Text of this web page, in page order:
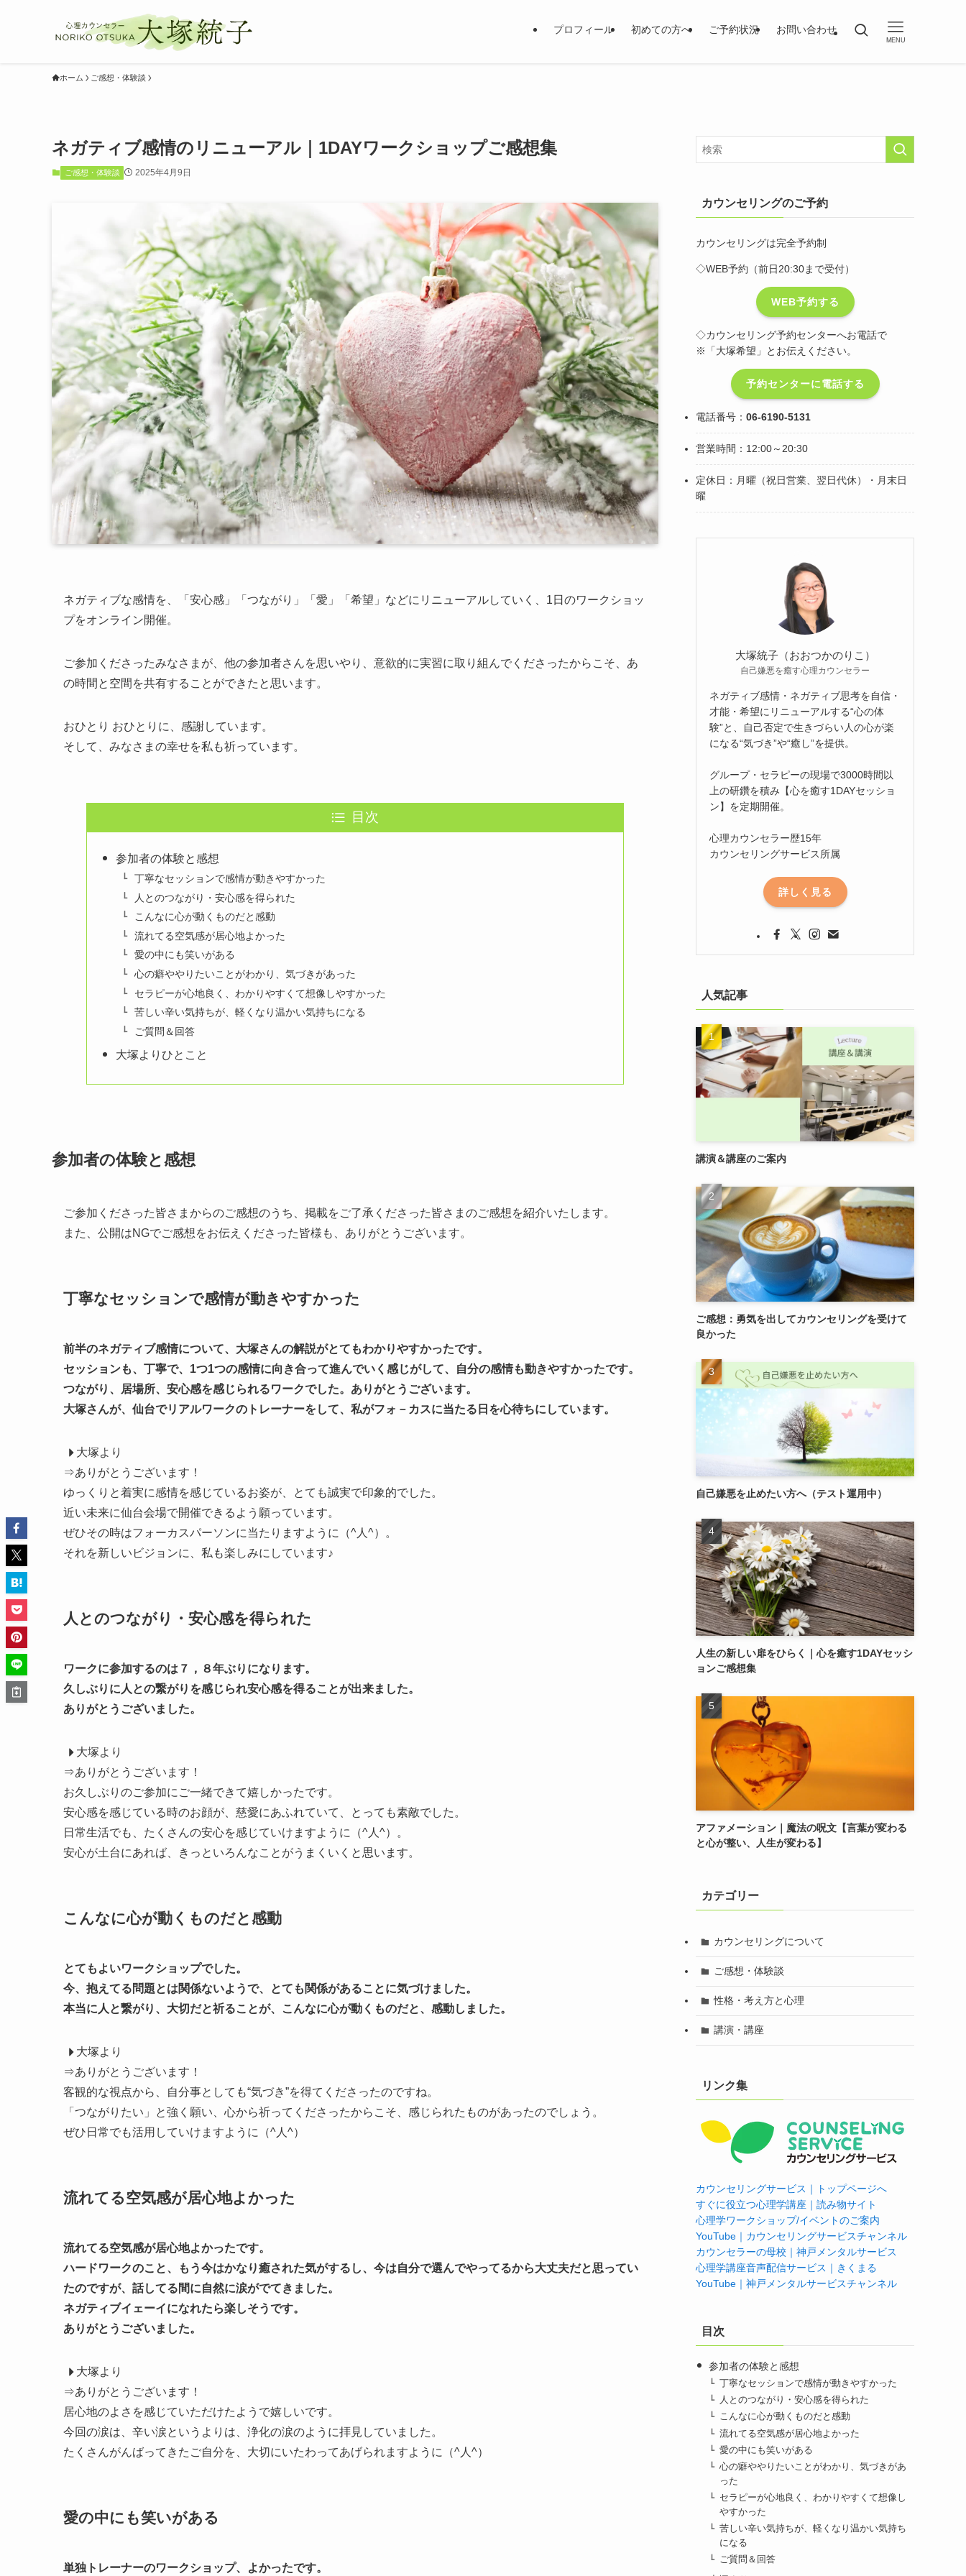
プロフィール 初めての方へ ご予約状況 お問い合わせ
MENU
ホーム ご感想・体験談
ネガティブ感情のリニューアル｜1DAYワークショップご感想集
ご感想・体験談 2025年4月9日
ネガティブな感情を、「安心感」「つながり」「愛」「希望」などにリニューアルしていく、1日のワークショッ
プをオンライン開催。
ご参加くださったみなさまが、他の参加者さんを思いやり、意欲的に実習に取り組んでくださったからこそ、あ
の時間と空間を共有することができたと思います。
おひとり おひとりに、感謝しています。
そして、みなさまの幸せを私も祈っています。
目次
参加者の体験と感想
丁寧なセッションで感情が動きやすかった
人とのつながり・安心感を得られた
こんなに心が動くものだと感動
流れてる空気感が居心地よかった
愛の中にも笑いがある
心の癖ややりたいことがわかり、気づきがあった
セラピーが心地良く、わかりやすくて想像しやすかった
苦しい辛い気持ちが、軽くなり温かい気持ちになる
ご質問＆回答
大塚よりひとこと
参加者の体験と感想
ご参加くださった皆さまからのご感想のうち、掲載をご了承くださった皆さまのご感想を紹介いたします。
また、公開はNGでご感想をお伝えくださった皆様も、ありがとうございます。
丁寧なセッションで感情が動きやすかった
前半のネガティブ感情について、大塚さんの解説がとてもわかりやすかったです。
セッションも、丁寧で、1つ1つの感情に向き合って進んでいく感じがして、自分の感情も動きやすかったです。
つながり、居場所、安心感を感じられるワークでした。ありがとうございます。
大塚さんが、仙台でリアルワークのトレーナーをして、私がフォ－カスに当たる日を心待ちにしています。
大塚より
⇒ありがとうございます！
ゆっくりと着実に感情を感じているお姿が、とても誠実で印象的でした。
近い未来に仙台会場で開催できるよう願っています。
ぜひその時はフォーカスパーソンに当たりますように（^人^）。
それを新しいビジョンに、私も楽しみにしています♪
人とのつながり・安心感を得られた
ワークに参加するのは７，８年ぶりになります。
久しぶりに人との繋がりを感じられ安心感を得ることが出来ました。
ありがとうございました。
大塚より
⇒ありがとうございます！
お久しぶりのご参加にご一緒できて嬉しかったです。
安心感を感じている時のお顔が、慈愛にあふれていて、とっても素敵でした。
日常生活でも、たくさんの安心を感じていけますように（^人^）。
安心が土台にあれば、きっといろんなことがうまくいくと思います。
こんなに心が動くものだと感動
とてもよいワークショップでした。
今、抱えてる問題とは関係ないようで、とても関係があることに気づけました。
本当に人と繋がり、大切だと祈ることが、こんなに心が動くものだと、感動しました。
大塚より
⇒ありがとうございます！
客観的な視点から、自分事としても“気づき”を得てくださったのですね。
「つながりたい」と強く願い、心から祈ってくださったからこそ、感じられたものがあったのでしょう。
ぜひ日常でも活用していけますように（^人^）
流れてる空気感が居心地よかった
流れてる空気感が居心地よかったです。
ハードワークのこと、もう今はかなり癒された気がするし、今は自分で選んでやってるから大丈夫だと思ってい
たのですが、話してる間に自然に涙がでてきました。
ネガティブイェーイになれたら楽しそうです。
ありがとうございました。
大塚より
⇒ありがとうございます！
居心地のよさを感じていただけたようで嬉しいです。
今回の涙は、辛い涙というよりは、浄化の涙のように拝見していました。
たくさんがんばってきたご自分を、大切にいたわってあげられますように（^人^）
愛の中にも笑いがある
単独トレーナーのワークショップ、よかったです。
カウンセリングのご予約
カウンセリングは完全予約制
◇WEB予約（前日20:30まで受付）
WEB予約する
◇カウンセリング予約センターへお電話で
※「大塚希望」とお伝えください。
予約センターに電話する
電話番号： 06-6190-5131
営業時間：12:00～20:30
定休日：月曜（祝日営業、翌日代休）・月末日
曜
大塚統子（おおつかのりこ）
自己嫌悪を癒す心理カウンセラー
ネガティブ感情・ネガティブ思考を自信・
才能・希望にリニューアルする“心の体
験”と、自己否定で生きづらい人の心が楽
になる“気づき”や“癒し”を提供。
グループ・セラピーの現場で3000時間以
上の研鑽を積み【心を癒す1DAYセッショ
ン】を定期開催。
心理カウンセラー歴15年
カウンセリングサービス所属
詳しく見る
人気記事
講演＆講座のご案内
ご感想：勇気を出してカウンセリングを受けて
良かった
自己嫌悪を止めたい方へ（テスト運用中）
人生の新しい扉をひらく｜心を癒す1DAYセッシ
ョンご感想集
アファメーション｜魔法の呪文【言葉が変わる
と心が整い、人生が変わる】
カテゴリー
カウンセリングについて
ご感想・体験談
性格・考え方と心理
講演・講座
リンク集
カウンセリングサービス｜トップページへ
すぐに役立つ心理学講座｜読み物サイト
心理学ワークショップ/イベントのご案内
YouTube｜カウンセリングサービスチャンネル
カウンセラーの母校｜神戸メンタルサービス
心理学講座音声配信サービス｜きくまる
YouTube｜神戸メンタルサービスチャンネル
目次
参加者の体験と感想
丁寧なセッションで感情が動きやすかった
人とのつながり・安心感を得られた
こんなに心が動くものだと感動
流れてる空気感が居心地よかった
愛の中にも笑いがある
心の癖ややりたいことがわかり、気づきがあ
った
セラピーが心地良く、わかりやすくて想像し
やすかった
苦しい辛い気持ちが、軽くなり温かい気持ち
になる
ご質問＆回答